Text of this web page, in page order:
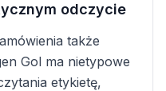
odczycie
także
Gol ma nietypowe
etykietę,